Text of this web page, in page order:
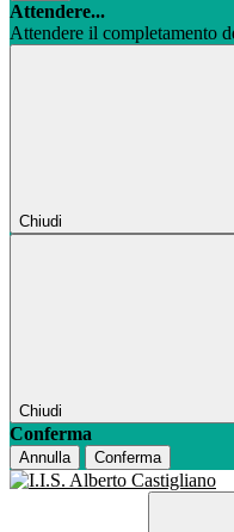
Attendere...
Attendere il completamento
Chiudi
Chiudi
Conferma
Annulla Conferma